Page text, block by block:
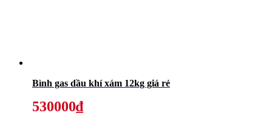
Bình gas dầu khí xám 12kg giá rẻ
530000₫